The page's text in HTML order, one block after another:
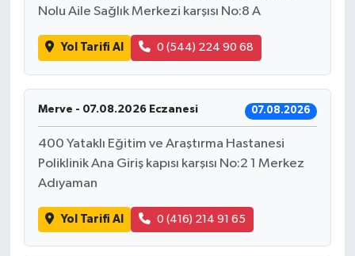
Nolu Aile Sağlık Merkezi karşısı No:8 A
Yol Tarifi Al 0 (544) 224 90 68
Merve - 07.08.2026 Eczanesi 07.08.2026
400 Yataklı Eğitim ve Araştırma Hastanesi
Poliklinik Ana Giriş kapısı karşısı No:2 1 Merkez
Adıyaman
Yol Tarifi Al 0 (416) 214 91 65